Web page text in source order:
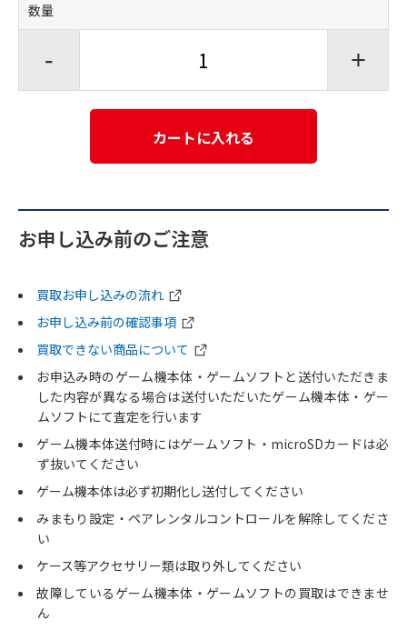
数量
- +
カートに入れる
お申し込み前のご注意
買取お申し込みの流れ
お申し込み前の確認事項
買取できない商品について
お申込み時のゲーム機本体・ゲームソフトと送付いただきま
した内容が異なる場合は送付いただいたゲーム機本体・ゲー
ムソフトにて査定を行います
ゲーム機本体送付時にはゲームソフト・microSDカードは必
ず抜いてください
ゲーム機本体は必ず初期化し送付してください
みまもり設定・ペアレンタルコントロールを解除してくださ
い
ケース等アクセサリー類は取り外してください
故障しているゲーム機本体・ゲームソフトの買取はできませ
ん